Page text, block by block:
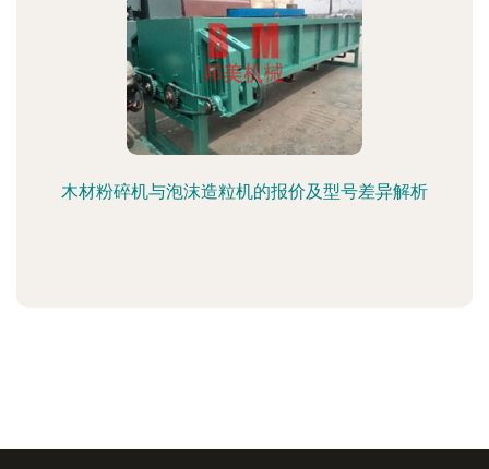
木材粉碎机与泡沫造粒机的报价及型号差异解析